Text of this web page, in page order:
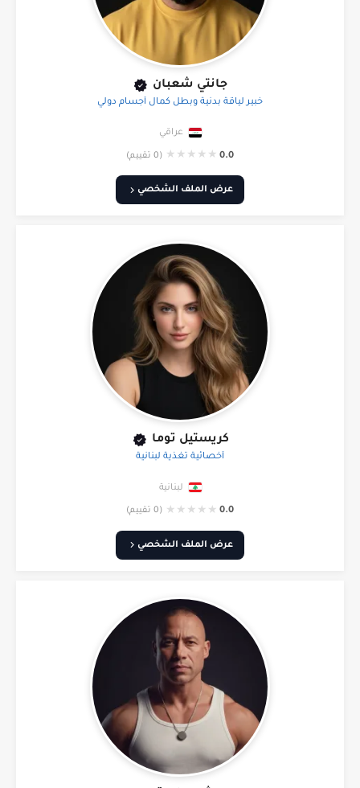
جانتي شعبان
خبير لياقة بدنية وبطل كمال أجسام دولي
عراقي
0.0
★
★
★
★
★ (0 تقييم)
عرض الملف الشخصي
كريستيل توما
أخصائية تغذية لبنانية
لبنانية
0.0
★
★
★
★
★ (0 تقييم)
عرض الملف الشخصي